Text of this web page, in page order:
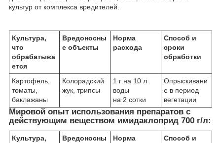
культур от комплекса вредителей.
Культура,
что
обрабатыва
ется
Вредоносны
е объекты
Норма
расхода
Способ и
сроки
обработки
Картофель,
томаты,
баклажаны
Колорадский
жук, трипсы
1 г на 10 л
воды
на 2 сотки
Опрыскивани
е в период
вегетации
Мировой опыт использования препаратов с
действующим веществом имидаклоприд 700 г/л:
Культура,
Вредоносны
Норма
Способ и